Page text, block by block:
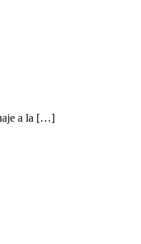
a la […]